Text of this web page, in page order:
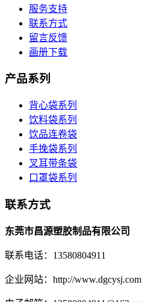
服务支持
联系方式
留言反馈
画册下载
产品系列
背心袋系列
饮料袋系列
饮品连卷袋
手挽袋系列
叉耳带条袋
口罩袋系列
联系方式
东莞市昌源塑胶制品有限公司
联系电话：13580804911
企业网站：http://www.dgcysj.com